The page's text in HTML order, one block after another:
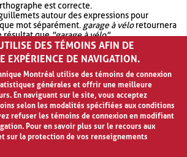
est correcte.
autour des expressions pour
mot séparément. garage à véloretournera
résultat que"garage à vélo".
votre recherche avec OR.garage OR vélo
plus de résultat quegarage à vélo
DES TÉMOINS AFIN DE
EXPÉRIENCE DE NAVIGATION.
Montréal utilise des témoins de connexion
générales et offrir une meilleure
En naviguant sur le site, vous acceptez
selon les modalités spécifiées aux conditions
refuser les témoins de connexion en modifiant
Pour en savoir plus sur le recours aux
sur la protection de vos renseignements